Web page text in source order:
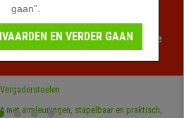
bij bureaustoelpro!
een beperkte tijd - Bekijk de
Vergaderstoelen
gaan".
EN VERDER GAAN